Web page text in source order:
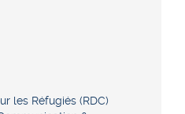
les Réfugiés (RDC)